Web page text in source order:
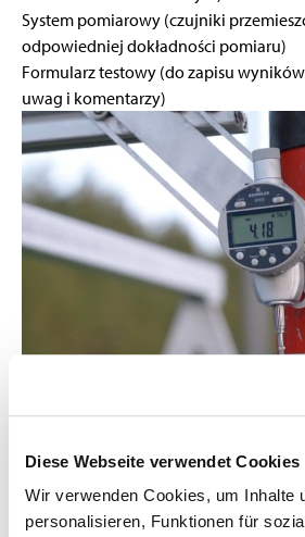
Diese Webseite verwendet Cookies
Wir verwenden Cookies, um Inhalte
personalisieren, Funktionen für
System pomiarowy (czujniki
odpowiedniej dokładności pomiaru)
Formularz testowy (do zapisu
uwag i komentarzy)